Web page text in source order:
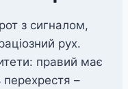
з сигналом,
рух.
правий має
перехрестя –